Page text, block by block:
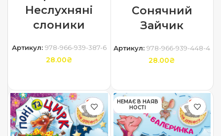
Неслухняні
слоники
Артикул: 978-966-939-387-6
28.00₴
Сонячний
Зайчик
Артикул:978-966-939-448-4
28.00₴
НЕМАЄ В НАЯВ
НОСТІ